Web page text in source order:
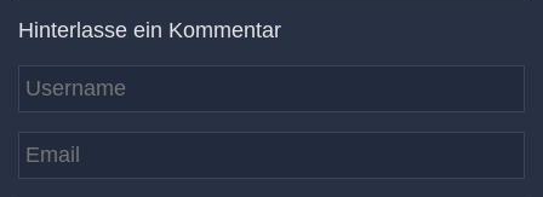
Hinterlasse ein Kommentar